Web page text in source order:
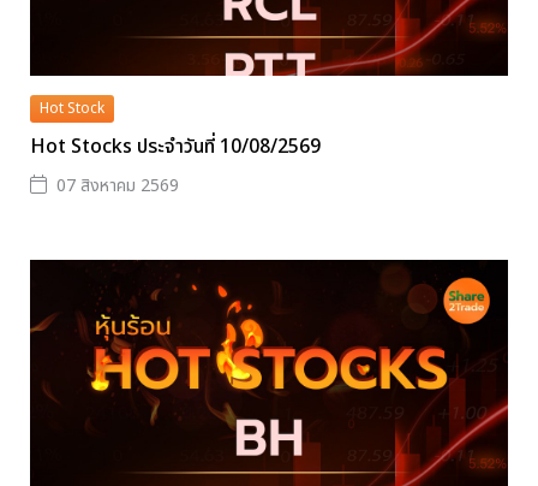
Hot Stock
Hot Stocks ประจำวันที่ 10/08/2569
07 สิงหาคม 2569